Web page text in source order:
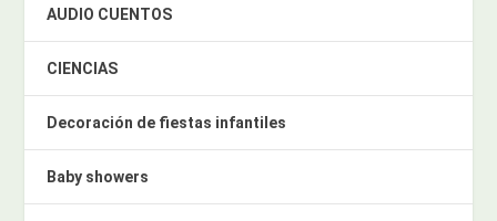
AUDIO CUENTOS
CIENCIAS
Decoración de fiestas infantiles
Baby showers